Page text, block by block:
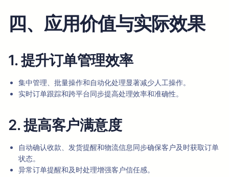
四、应用价值与实际效果
1. 提升订单管理效率
集中管理、批量操作和自动化处理显著减少人工操作。
实时订单跟踪和跨平台同步提高处理效率和准确性。
2. 提高客户满意度
自动确认收款、发货提醒和物流信息同步确保客户及时获取订单
状态。
异常订单提醒和及时处理增强客户信任感。